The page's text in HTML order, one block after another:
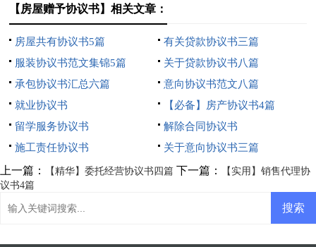
【房屋赠予协议书】相关文章：
房屋共有协议书5篇
有关贷款协议书三篇
服装协议书范文集锦5篇
关于贷款协议书八篇
承包协议书汇总六篇
意向协议书范文八篇
就业协议书
【必备】房产协议书4篇
留学服务协议书
解除合同协议书
施工责任协议书
关于意向协议书三篇
上一篇： 【精华】委托经营协议书四篇 下一篇：
【实用】销售代理协
议书4篇